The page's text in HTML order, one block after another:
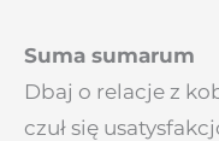
Suma sumarum
Dbaj o relacje z
czuł się